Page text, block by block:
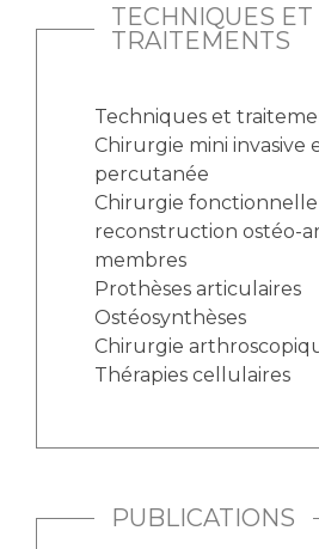
TECHNIQUES ET
TRAITEMENTS
Techniques et
Chirurgie mini invasive
percutanée
Chirurgie
reconstruction ostéo-
membres
Prothèses articulaires
Ostéosynthèses
Chirurgie
Thérapies cellulaires
PUBLICATIONS